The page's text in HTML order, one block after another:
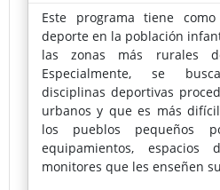
Este programa tiene
deporte en la población
las zonas más rurales
Especialmente, se
disciplinas deportivas
urbanos y que es más
los pueblos pequeños
equipamientos, espacios
monitores que les enseñen